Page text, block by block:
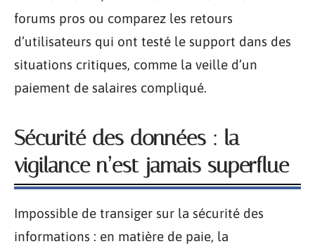
forums pros ou comparez les retours
d’utilisateurs qui ont testé le support dans des
situations critiques, comme la veille d’un
paiement de salaires compliqué.
Sécurité des données : la
vigilance n’est jamais superflue
Impossible de transiger sur la sécurité des
informations : en matière de paie, la